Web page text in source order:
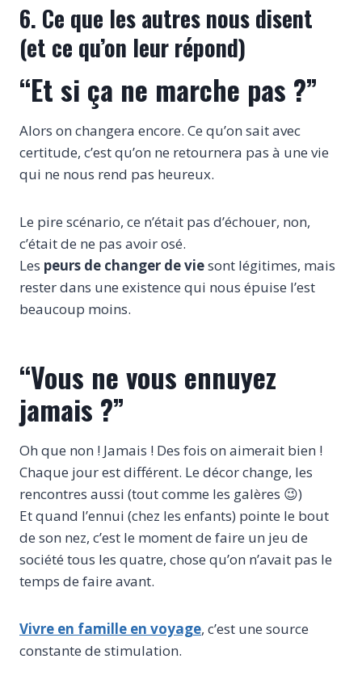
6. Ce que les autres nous disent
(et ce qu’on leur répond)
“Et si ça ne marche pas ?”
Alors on changera encore. Ce qu’on sait avec
certitude, c’est qu’on ne retournera pas à une vie
qui ne nous rend pas heureux.
Le pire scénario, ce n’était pas d’échouer, non,
c’était de ne pas avoir osé.
Les peurs de changer de viesont légitimes, mais
rester dans une existence qui nous épuise l’est
beaucoup moins.
“Vous ne vous ennuyez
jamais ?”
Oh que non ! Jamais ! Des fois on aimerait bien !
Chaque jour est différent. Le décor change, les
rencontres aussi (tout comme les galères 😉)
Et quand l’ennui (chez les enfants) pointe le bout
de son nez, c’est le moment de faire un jeu de
société tous les quatre, chose qu’on n’avait pas le
temps de faire avant.
Vivre en famille en voyage, c’est une source
constante de stimulation.